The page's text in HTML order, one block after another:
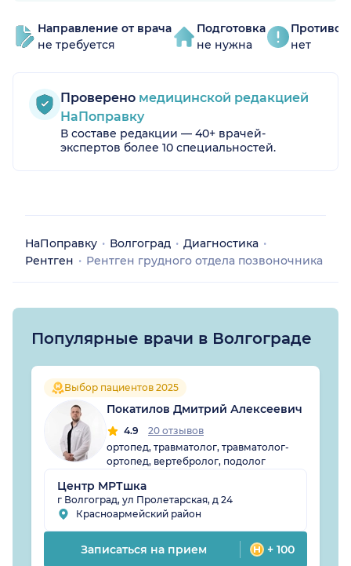
Направление от врача
не требуется
Подготовка
не нужна
нет
Проверено медицинской редакцией
НаПоправку
В составе редакции — 40+ врачей-
экспертов более 10 специальностей.
НаПоправку Волгоград
Диагностика
Рентген
Рентген грудного отдела позвоночника
Популярные врачи в Волгограде
Выбор пациентов 2025
Покатилов Дмитрий Алексеевич
4.9
20 отзывов
ортопед, травматолог, травматолог-
ортопед, вертебролог, подолог
Центр МРТшка
г Волгоград, ул Пролетарская, д 24
Красноармейский район
Записаться на прием + 100